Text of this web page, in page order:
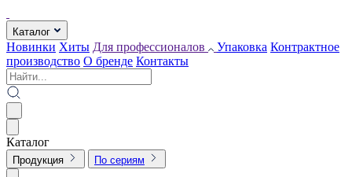
Каталог
Новинки Хиты Для профессионалов Упаковка Контрактное
производство О бренде Контакты
Каталог
Продукция По сериям